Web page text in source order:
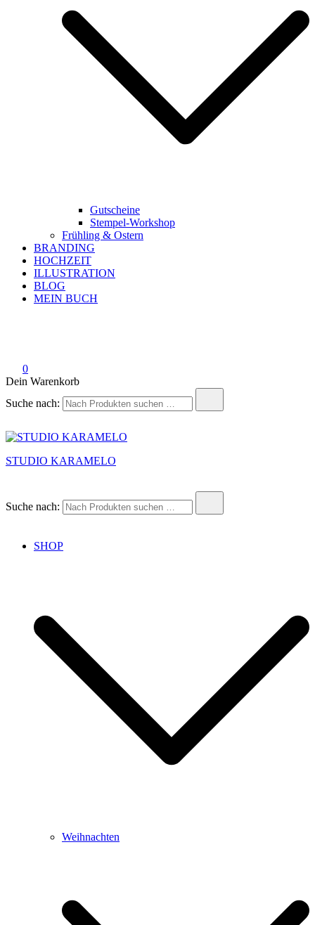
Gutscheine
Stempel-Workshop
Frühling & Ostern
BRANDING
HOCHZEIT
ILLUSTRATION
BLOG
MEIN BUCH
0
Dein Warenkorb
Suche nach:
STUDIO KARAMELO
Suche nach:
SHOP
Weihnachten